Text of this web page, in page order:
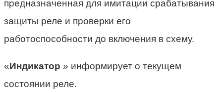
предназначенная для имитации срабатывания
защиты реле и проверки его
работоспособности до включения в схему.
«Индикатор » информирует о текущем
состоянии реле.